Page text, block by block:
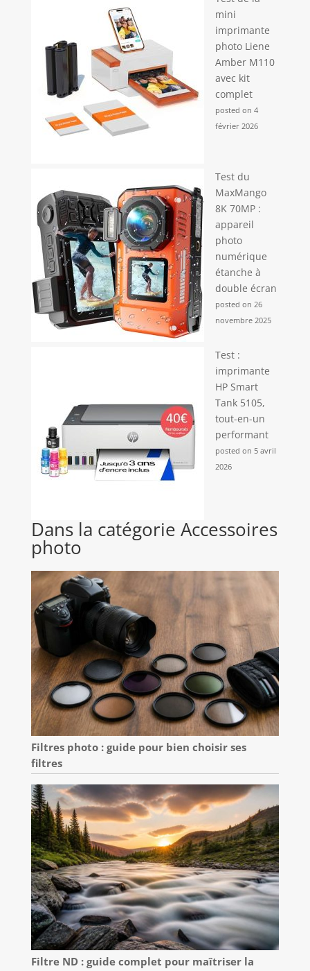
mini
imprimante
photo Liene
Amber M110
avec kit
complet
posted on 4
février 2026
Test du
MaxMango
8K 70MP :
appareil
photo
numérique
étanche à
double écran
posted on 26
novembre 2025
Test :
imprimante
HP Smart
Tank 5105,
tout-en-un
performant
posted on 5 avril
2026
Dans la catégorie Accessoires
photo
Filtres photo : guide pour bien choisir ses
filtres
Filtre ND : guide complet pour maîtriser la